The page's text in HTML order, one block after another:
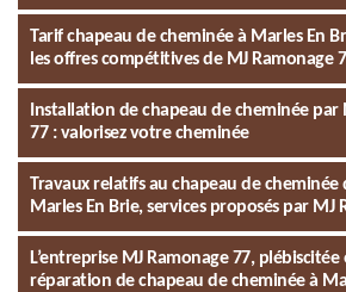
Tarif chapeau de cheminée à Marles En
les offres compétitives de MJ Ramonage
Installation de chapeau de cheminée par
77 : valorisez votre cheminée
Travaux relatifs au chapeau de cheminée
Marles En Brie, services proposés par MJ
L’entreprise MJ Ramonage 77,
réparation de chapeau de cheminée à